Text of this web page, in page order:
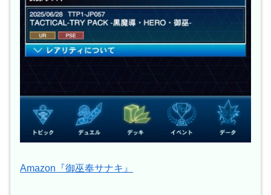
Amazon『御巫奉サナキ』